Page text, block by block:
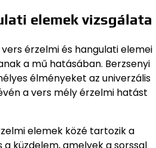
elemek vizsgálata
vers érzelmi és hangulati elemei
a mű hatásában. Berzsenyi
élményeket az univerzális
a vers mély érzelmi hatást
elemek közé tartozik a
küzdelem, amelyek a sorssal